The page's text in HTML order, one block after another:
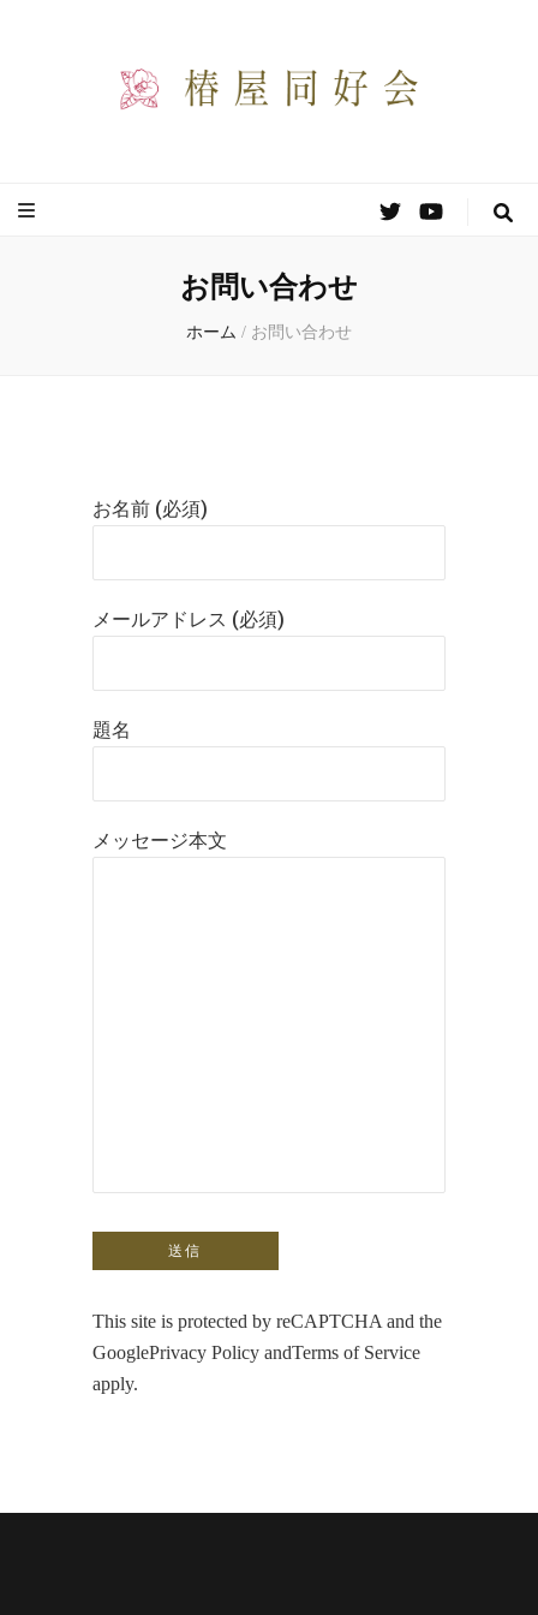
お問い合わせ
ホーム / お問い合わせ
お名前 (必須)
メールアドレス (必須)
題名
メッセージ本文
This site is protected by reCAPTCHA and the
GooglePrivacy PolicyandTerms of Service
apply.